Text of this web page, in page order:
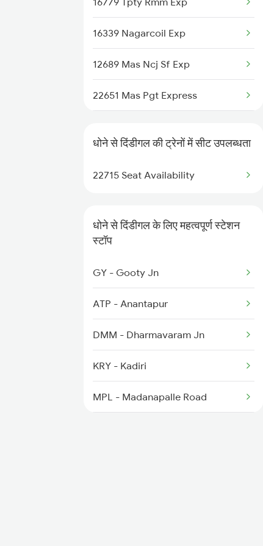
2766 Festival Spl
2769 Tpty Sc Spl
2770 Sc Tpty Spl
2777 Kcg Maq Spl
2778 Maq Kcg Festspl
2781 Tpty Nzm Spl
16339 Nagarcoil Exp
12689 Mas Ncj Sf Exp
22651 Mas Pgt Express
2627 Tpj Tvc Exp
2631 Ms Ten Express
2632 Ten Ms Express
2635 Ms Mdu Exp
धोने से दिंडीगल की ट्रेनों में सीट उपलब्धता
22715 Seat Availability
धोने से दिंडीगल के लिए महत्वपूर्ण स्टेशन
स्टॉप
GY - Gooty Jn
ATP - Anantapur
DMM - Dharmavaram Jn
KRY - Kadiri
MPL - Madanapalle Road